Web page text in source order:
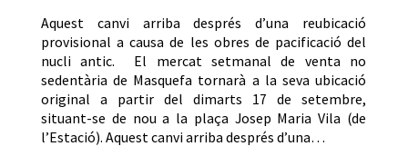
Aquest canvi arriba després d’una reubicació
provisional a causa de les obres de pacificació del
nucli antic. El mercat setmanal de venta no
sedentària de Masquefa tornarà a la seva ubicació
original a partir del dimarts 17 de setembre,
situant-se de nou a la plaça Josep Maria Vila (de
l’Estació). Aquest canvi arriba després d’una…